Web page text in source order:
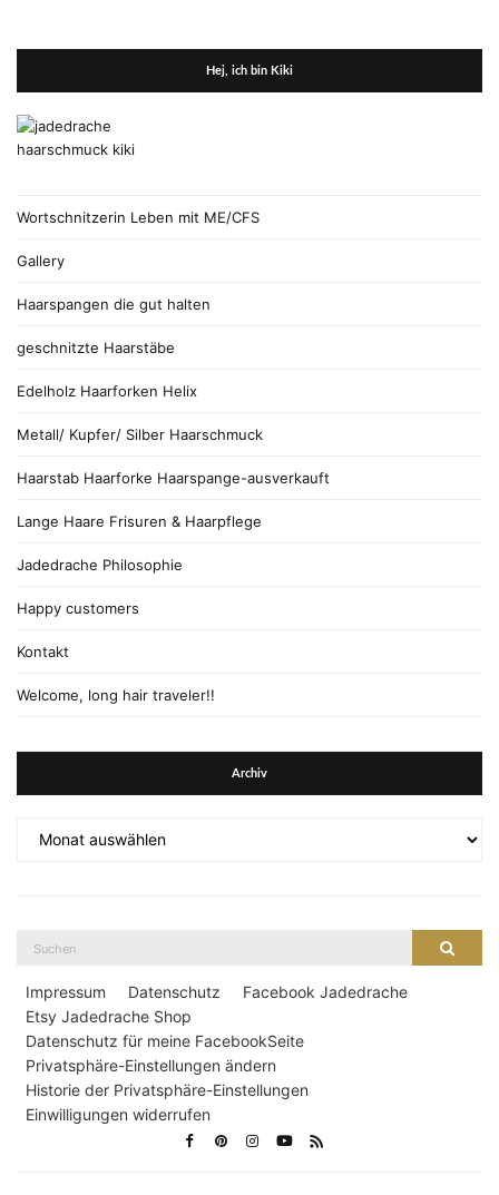
Hej, ich bin Kiki
Wortschnitzerin Leben mit ME/CFS
Gallery
Haarspangen die gut halten
geschnitzte Haarstäbe
Edelholz Haarforken Helix
Metall/ Kupfer/ Silber Haarschmuck
Haarstab Haarforke Haarspange-ausverkauft
Lange Haare Frisuren & Haarpflege
Jadedrache Philosophie
Happy customers
Kontakt
Welcome, long hair traveler!!
Archiv
Impressum Datenschutz
Facebook Jadedrache
Etsy Jadedrache Shop
Datenschutz für meine FacebookSeite
Privatsphäre-Einstellungen ändern
Historie der Privatsphäre-Einstellungen
Einwilligungen widerrufen